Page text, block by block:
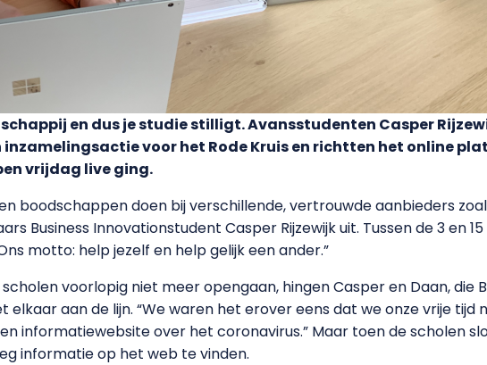
en dus je studie stilligt. Avansstudenten Casper
voor het Rode Kruis en richtten het online
vrijdag live ging.
boodschappen doen bij verschillende, vertrouwde aanbieders
Business Innovationstudent Casper Rijzewijk uit. Tussen de 3 en
motto: help jezelf en help gelijk een ander.”
voorlopig niet meer opengaan, hingen Casper en Daan, die
aan de lijn. “We waren het erover eens dat we onze vrije tijd
informatiewebsite over het coronavirus.” Maar toen de scholen
informatie op het web te vinden.